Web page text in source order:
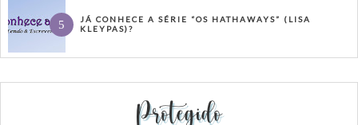
JÁ CONHECE A SÉRIE “OS HATHAWAYS” (LISA
KLEYPAS)?
Protegido